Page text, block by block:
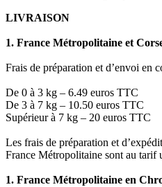
LIVRAISON
1. France Métropolitaine et
Frais de préparation et d’envoi en
De 0 à 3 kg – 6.49 euros TTC
De 3 à 7 kg – 10.50 euros TTC
Supérieur à 7 kg – 20 euros TTC
Les frais de préparation et
France Métropolitaine sont au tarif
1. France Métropolitaine en